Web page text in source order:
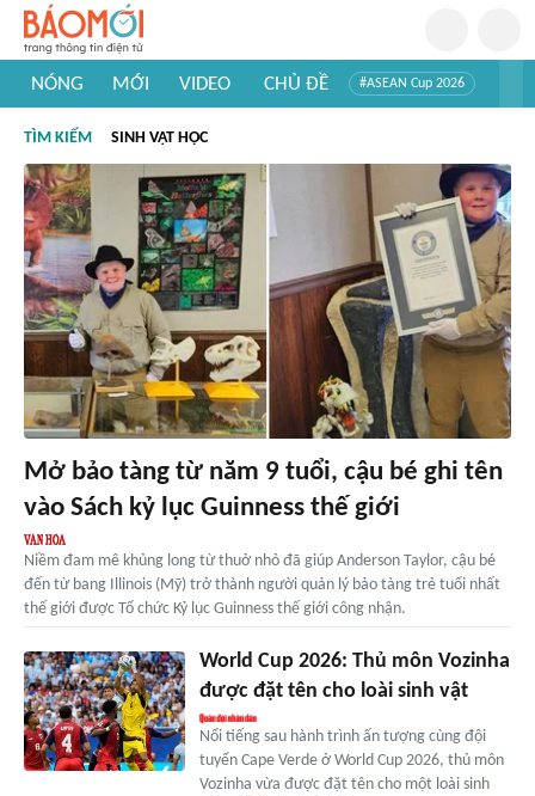
NÓNG MỚI VIDEO CHỦ ĐỀ #ASEAN Cup 2026
#Khám phá thế giới
TÌM KIẾM SINH VẬT HỌC
Mở bảo tàng từ năm 9 tuổi, cậu bé ghi tên
vào Sách kỷ lục Guinness thế giới
Niềm đam mê khủng long từ thuở nhỏ đã giúp Anderson Taylor, cậu bé
đến từ bang Illinois (Mỹ) trở thành người quản lý bảo tàng trẻ tuổi nhất
thế giới được Tổ chức Kỷ lục Guinness thế giới công nhận.
World Cup 2026: Thủ môn Vozinha
được đặt tên cho loài sinh vật
Nổi tiếng sau hành trình ấn tượng cùng đội
tuyển Cape Verde ở World Cup 2026, thủ môn
Vozinha vừa được đặt tên cho một loài sinh